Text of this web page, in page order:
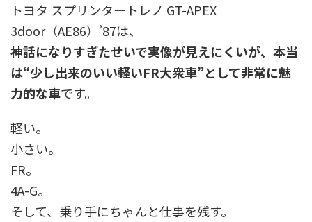
トヨタ スプリンタートレノ GT-APEX
3door（AE86）’87は、
神話になりすぎたせいで実像が見えにくいが、本当
は“少し出来のいい軽いFR大衆車”として非常に魅
力的な車です。
軽い。
小さい。
FR。
4A-G。
そして、乗り手にちゃんと仕事を残す。